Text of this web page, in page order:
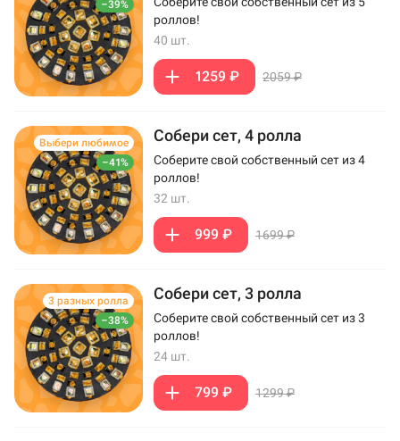
–39%
роллов!
40 шт.
1259 ₽ 2059 ₽
–41%
Выбери любимое Собери сет, 4 ролла
Соберите свой собственный сет из 4
роллов!
32 шт.
999 ₽ 1699 ₽
–38%
3 разных ролла Собери сет, 3 ролла
Соберите свой собственный сет из 3
роллов!
24 шт.
799 ₽ 1299 ₽